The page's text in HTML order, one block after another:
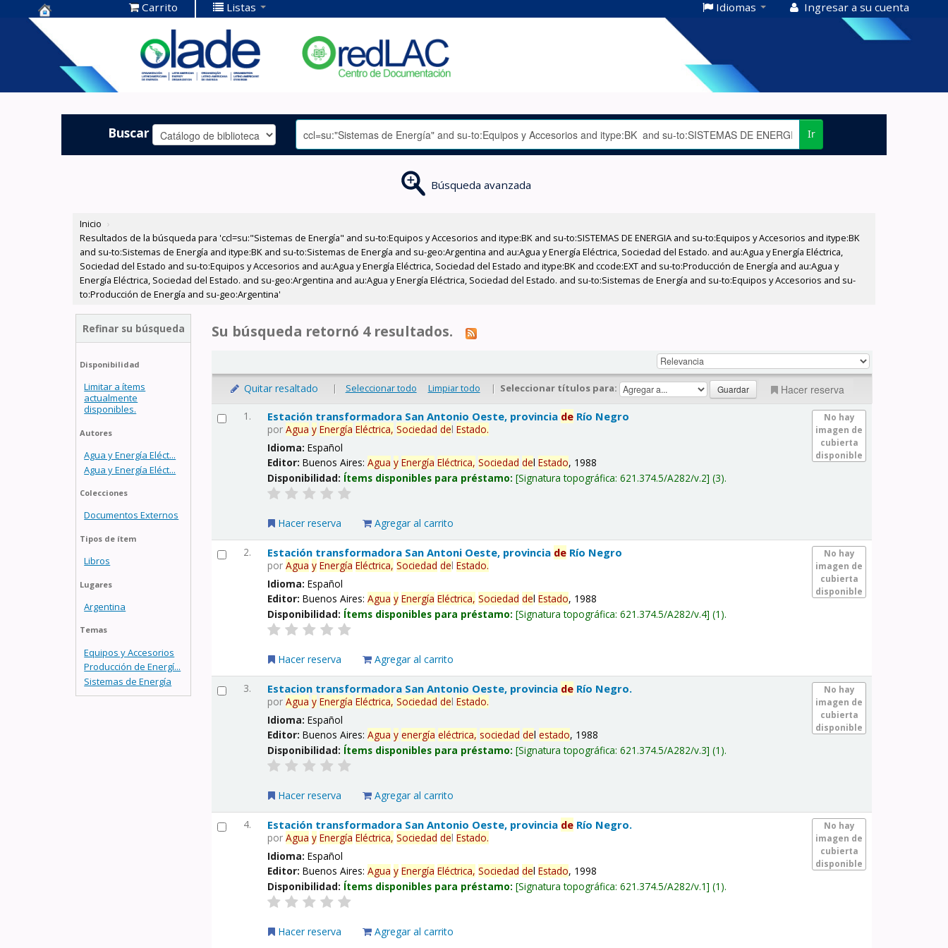
Centro de
Documentación
OLADE -
Carrito Listas Idiomas Ingresar a su cuenta
Buscar Ir
Búsqueda avanzada
Inicio ›
Resultados de la búsqueda para 'ccl=su:"Sistemas de Energía" and su-to:Equipos y Accesorios and itype:BK and su-to:SISTEMAS DE ENERGIA and su-to:Equipos y Accesorios and itype:BK
and su-to:Sistemas de Energía and itype:BK and su-to:Sistemas de Energía and su-geo:Argentina and au:Agua y Energía Eléctrica, Sociedad del Estado. and au:Agua y Energía Eléctrica,
Sociedad del Estado and su-to:Equipos y Accesorios and au:Agua y Energía Eléctrica, Sociedad del Estado and itype:BK and ccode:EXT and su-to:Producción de Energía and au:Agua y
Energía Eléctrica, Sociedad del Estado. and su-geo:Argentina and au:Agua y Energía Eléctrica, Sociedad del Estado. and su-to:Sistemas de Energía and su-to:Equipos y Accesorios and su-
to:Producción de Energía and su-geo:Argentina'
Refinar su búsqueda
Disponibilidad
Limitar a ítems
actualmente
disponibles.
Autores
Agua y Energía Eléct...
Agua y Energía Eléct...
Colecciones
Documentos Externos
Tipos de ítem
Libros
Lugares
Argentina
Temas
Equipos y Accesorios
Producción de Energí...
Sistemas de Energía
Su búsqueda retornó 4 resultados.
Quitar resaltado | Seleccionar todo Limpiar todo | Seleccionar títulos para: Hacer reserva
1.
No hay
imagen de
cubierta
disponible
Estación transformadora San Antonio Oeste, provincia de Río Negro
porAgua y Energía Eléctrica, Sociedad delEstado.
Idioma:Español
Editor:Buenos Aires:Agua y Energía Eléctrica, Sociedad delEstado, 1988
Disponibilidad: Ítems disponibles para préstamo: Signatura topográfica:621.374.5/A282/v.2 (3).
Hacer reserva Agregar al carrito
2.
No hay
imagen de
cubierta
disponible
Estación transformadora San Antoni Oeste, provincia de Río Negro
porAgua y Energía Eléctrica, Sociedad delEstado.
Idioma:Español
Editor:Buenos Aires:Agua y Energía Eléctrica, Sociedad delEstado, 1988
Disponibilidad: Ítems disponibles para préstamo: Signatura topográfica:621.374.5/A282/v.4 (1).
Hacer reserva Agregar al carrito
3.
No hay
imagen de
cubierta
disponible
Estacion transformadora San Antonio Oeste, provincia de Río Negro.
porAgua y Energía Eléctrica, Sociedad delEstado.
Idioma:Español
Editor:Buenos Aires:Agua y energía eléctrica, sociedad delestado, 1988
Disponibilidad: Ítems disponibles para préstamo: Signatura topográfica:621.374.5/A282/v.3 (1).
Hacer reserva Agregar al carrito
4.
No hay
imagen de
cubierta
disponible
Estación transformadora San Antonio Oeste, provincia de Río Negro.
porAgua y Energía Eléctrica, Sociedad delEstado.
Idioma:Español
Editor:Buenos Aires:Agua y Energía Eléctrica, Sociedad delEstado, 1998
Disponibilidad: Ítems disponibles para préstamo: Signatura topográfica:621.374.5/A282/v.1 (1).
Hacer reserva Agregar al carrito